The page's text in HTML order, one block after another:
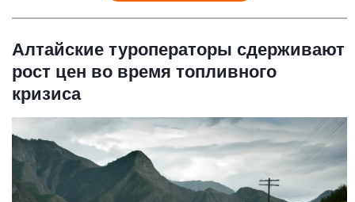
Алтайские туроператоры сдерживают
рост цен во время топливного
кризиса